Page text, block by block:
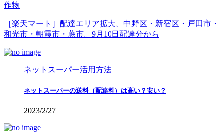
作物
［楽天マート］配達エリア拡大、中野区・新宿区・戸田市・
和光市・朝霞市・蕨市。9月10日配達分から
ネットスーパー活用方法
ネットスーパーの送料（配達料）は高い？安い？
2023/2/27